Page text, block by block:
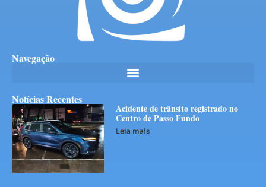
Navegação
Notícias Recentes
Acidente de trânsito registrado no
Centro de Passo Fundo
Leia mais